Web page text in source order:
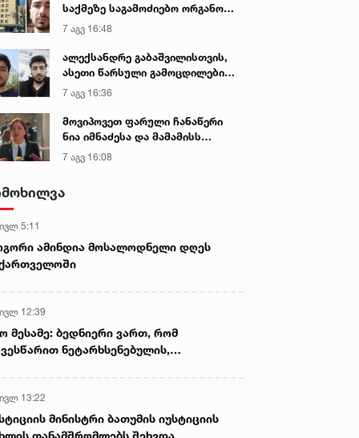
საქმეზე საგამოძიებო ორგანო
დაკავებულ არასრულწლოვნებს -
ნია იმნაძესა და ანასტასია
ბერუაშვილს 30 დღის
განმავლობაში ფარულად
7 აგვ 16:48
ალექსანდრე გაბაშვილისთვის,
ასეთი წარსული გამოცდილების
ადამიანისთვის ინფორმაციის
მიწოდება, რომ მასწავლებელი
სექსუალურად ავიწროებდა,
ფაქტობრივად, წაქეზება იყო -
7 აგვ 16:36
მოვიპოვეთ ფარული ჩანაწერი
ნია იმნაძესა და მამამისს
შორის, განიხილავდნენ, როგორ
ჩაიდინა გაბაშვილმა დანაშაული
არასწორად მოიქცა, თუმცა
ეპოქაში სხვანაირად ხდება -
პროკურორი
7 აგვ 16:08
5:11
ამინდია მოსალოდნელი დღეს
12:39
მესამე: ბედნიერი ვართ, რომ
ნეტარხსენებულის,
13:22
მინისტრი ბათუმის იუსტიციის
თანამშრომლებს შეხვდა